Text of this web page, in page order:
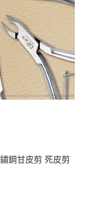
鋼甘皮剪 死皮剪